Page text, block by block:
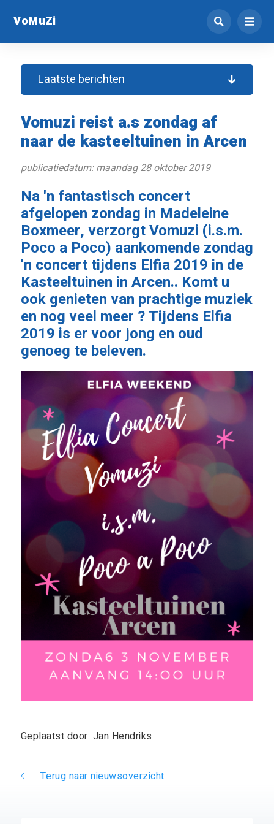
VoMuZi
Vomuzi reist a.s zondag af
naar de kasteeltuinen in Arcen
publicatiedatum: maandag 28 oktober 2019
Na 'n fantastisch concert
afgelopen zondag in Madeleine
Boxmeer, verzorgt Vomuzi (i.s.m.
Poco a Poco) aankomende zondag
'n concert tijdens Elfia 2019 in de
Kasteeltuinen in Arcen.. Komt u
ook genieten van prachtige muziek
en nog veel meer ? Tijdens Elfia
2019 is er voor jong en oud
genoeg te beleven.
Geplaatst door: Jan Hendriks
Terug naar nieuwsoverzicht
Laatste berichten